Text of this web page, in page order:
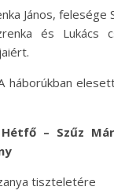
János, felesége
és Lukács
háborúkban
– Szűz
tiszteletére